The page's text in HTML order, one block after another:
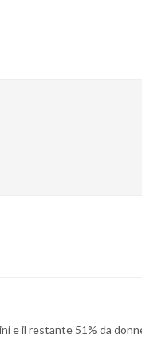
e il restante 51% da